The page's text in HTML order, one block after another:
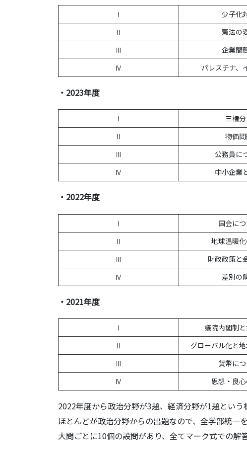
Ⅰ 少子化
Ⅱ
憲法の
Ⅲ
企業間
Ⅳ
パレスチナ、
・2023年度
Ⅰ 三権
Ⅱ
物価
Ⅲ
公務員に
Ⅳ
中小企業
・2022年度
Ⅰ 国会に
Ⅱ
地球温暖
Ⅲ
財政政策と
Ⅳ
差別の
・2021年度
Ⅰ 議院内閣制
Ⅱ
グローバル化と
Ⅲ
貨幣に
Ⅳ
思想・良
2022年度から政治分野が3題、経済分野が1題という
ほとんどが政治分野からの出題なので、全学部統一
大問ごとに10個の設問があり、全てマーク式での解答